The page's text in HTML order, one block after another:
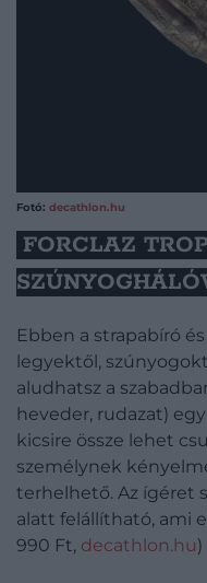
Fotó: decathlon.hu
FORCLAZ
Ebben a strapabíró
legyektől,
aludhatsz a
heveder, rudazat)
kicsire össze lehet
személynek
terhelhető. Az ígéret
alatt felállítható, ami
990 Ft, decathlon.hu)